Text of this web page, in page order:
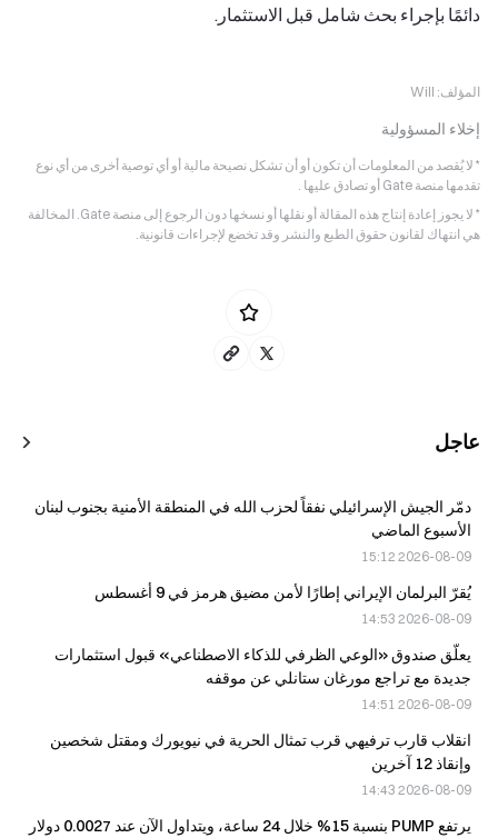
دائمًا بإجراء بحث شامل قبل الاستثمار.
المؤلف: Will
إخلاء المسؤولية
* لا يُقصد من المعلومات أن تكون أو أن تشكل نصيحة مالية أو أي توصية أخرى من أي نوع
تقدمها منصة Gate أو تصادق عليها .
* لا يجوز إعادة إنتاج هذه المقالة أو نقلها أو نسخها دون الرجوع إلى منصة Gate. المخالفة
هي انتهاك لقانون حقوق الطبع والنشر وقد تخضع لإجراءات قانونية.
عاجل
دمّر الجيش الإسرائيلي نفقاً لحزب الله في المنطقة الأمنية بجنوب لبنان
الأسبوع الماضي
2026-08-09 15:12
يُقرّ البرلمان الإيراني إطارًا لأمن مضيق هرمز في 9 أغسطس
2026-08-09 14:53
يعلّق صندوق «الوعي الظرفي للذكاء الاصطناعي» قبول استثمارات
جديدة مع تراجع مورغان ستانلي عن موقفه
2026-08-09 14:51
انقلاب قارب ترفيهي قرب تمثال الحرية في نيويورك ومقتل شخصين
وإنقاذ 12 آخرين
2026-08-09 14:43
يرتفع PUMP بنسبة 15% خلال 24 ساعة، ويتداول الآن عند 0.0027 دولار